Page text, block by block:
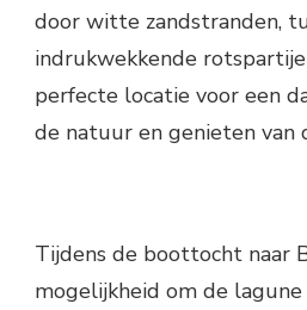
door witte zandstranden,
indrukwekkende
perfecte locatie voor een
de natuur en genieten van
Tijdens de boottocht naar
mogelijkheid om de